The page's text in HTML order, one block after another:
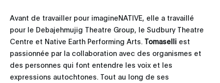
Avant de travailler pour imagineNATIVE, elle a travaillé
pour le Debajehmujig Theatre Group, le Sudbury Theatre
Centre et Native Earth Performing Arts. Tomaselli est
passionnée par la collaboration avec des organismes et
des personnes qui font entendre les voix et les
expressions autochtones. Tout au long de ses